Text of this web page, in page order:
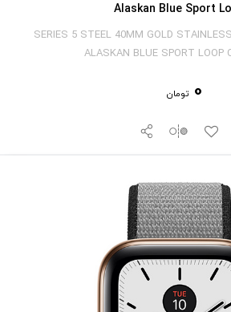
Alaskan Blue Sport
SERIES 5 STEEL 40MM GOLD
ALASKAN BLUE SPORT LOOP
0 تومان